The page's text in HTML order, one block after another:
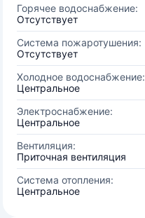
Горячее водоснабжение:
Отсутствует
Система пожаротушения:
Отсутствует
Холодное водоснабжение:
Центральное
Электроснабжение:
Центральное
Вентиляция:
Приточная вентиляция
Система отопления:
Центральное